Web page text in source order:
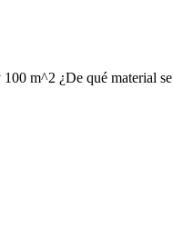
m^2 ¿De qué material